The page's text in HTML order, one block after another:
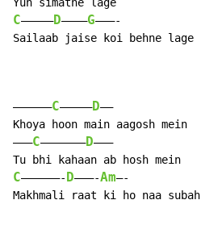
C—————D———–G———-
Sailaab jaise koi behne lage
—————–C—————D—–
Khoya hoon main aagosh mein
———C——————–D——–
C——————- D———-Am—-
Makhmali raat ki ho naa subah